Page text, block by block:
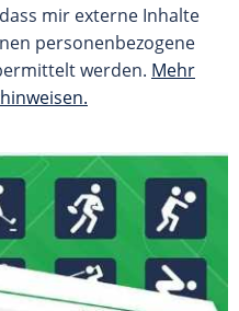
mir externe Inhalte
personenbezogene
werden. Mehr